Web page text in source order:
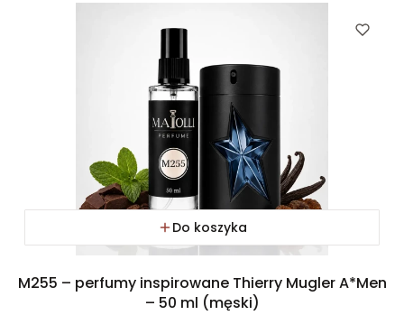
Do koszyka
M255 – perfumy inspirowane Thierry Mugler A*Men
– 50 ml (męski)